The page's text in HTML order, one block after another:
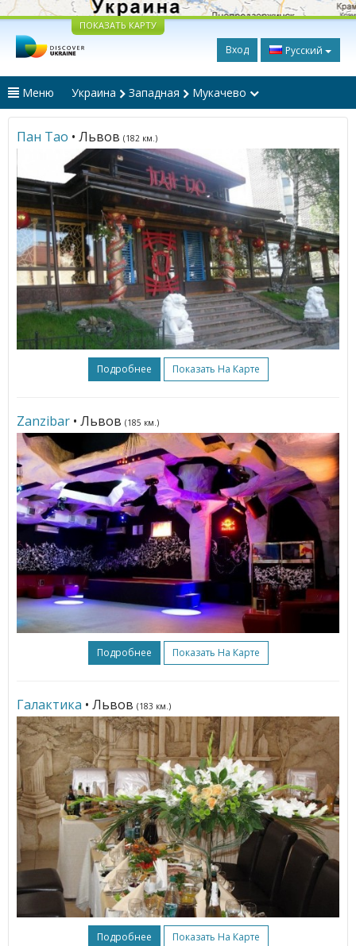
ПОКАЗАТЬ КАРТУ
Вход Русский
Меню Украина Западная Мукачево
Пан Тао • Львов (182 км.)
Подробнее Показать На Карте
Zanzibar • Львов (185 км.)
Подробнее Показать На Карте
Галактика • Львов (183 км.)
Подробнее Показать На Карте